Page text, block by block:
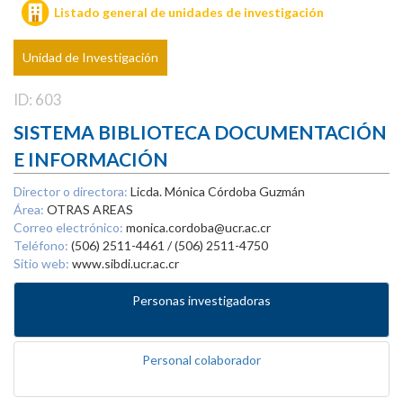
Listado general de unidades de investigación
Unidad de Investigación
ID: 603
SISTEMA BIBLIOTECA DOCUMENTACIÓN
E INFORMACIÓN
Director o directora: Licda. Mónica Córdoba Guzmán
Área: OTRAS AREAS
Correo electrónico: monica.cordoba@ucr.ac.cr
Teléfono: (506) 2511-4461 / (506) 2511-4750
Sitio web: www.sibdi.ucr.ac.cr
Personas investigadoras
Personal colaborador